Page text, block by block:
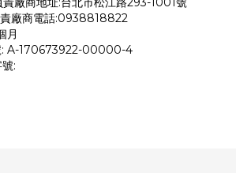
責廠商電話:0938818822
月
: A-170673922-00000-4
: